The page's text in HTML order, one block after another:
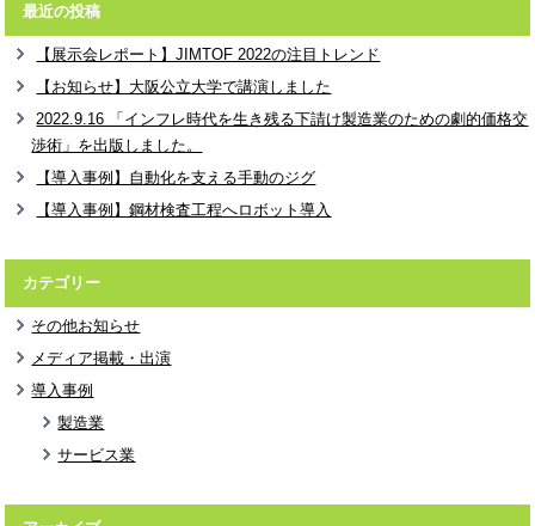
最近の投稿
【展示会レポート】JIMTOF 2022の注目トレンド
【お知らせ】大阪公立大学で講演しました
2022.9.16 「インフレ時代を生き残る下請け製造業のための劇的価格交
渉術」を出版しました。
【導入事例】自動化を支える手動のジグ
【導入事例】鋼材検査工程へロボット導入
カテゴリー
その他お知らせ
メディア掲載・出演
導入事例
製造業
サービス業